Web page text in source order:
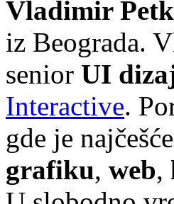
Vladimir
iz Beograda.
senior UI
Interactive.
gde je
grafiku, web,